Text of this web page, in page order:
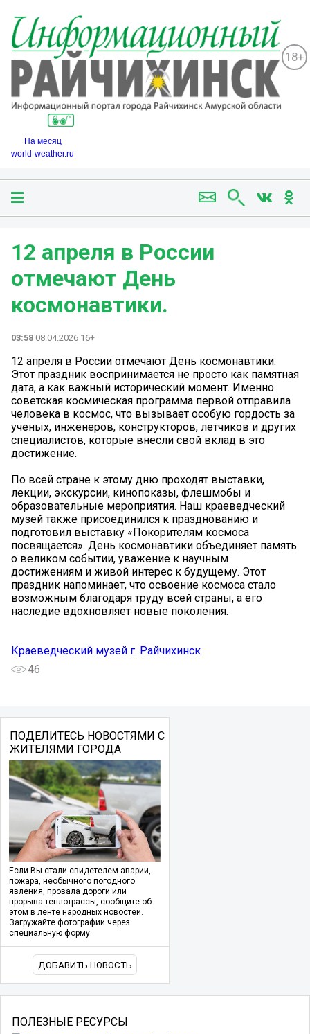
18+
На месяц
world-weather.ru
12 апреля в России
отмечают День
космонавтики.
03:58 08.04.2026 16+
12 апреля в России отмечают День космонавтики.
Этот праздник воспринимается не просто как памятная
дата, а как важный исторический момент. Именно
советская космическая программа первой отправила
человека в космос, что вызывает особую гордость за
ученых, инженеров, конструкторов, летчиков и других
специалистов, которые внесли свой вклад в это
достижение.
По всей стране к этому дню проходят выставки,
лекции, экскурсии, кинопоказы, флешмобы и
образовательные мероприятия. Наш краеведческий
музей также присоединился к празднованию и
подготовил выставку «Покорителям космоса
посвящается». День космонавтики объединяет память
о великом событии, уважение к научным
достижениям и живой интерес к будущему. Этот
праздник напоминает, что освоение космоса стало
возможным благодаря труду всей страны, а его
наследие вдохновляет новые поколения.
Краеведческий музей г. Райчихинск
46
ПОДЕЛИТЕСЬ НОВОСТЯМИ С
ЖИТЕЛЯМИ ГОРОДА
Если Вы стали свидетелем аварии,
пожара, необычного погодного
явления, провала дороги или
прорыва теплотрассы, сообщите об
этом в ленте народных новостей.
Загружайте фотографии через
специальную форму.
ДОБАВИТЬ НОВОСТЬ
ПОЛЕЗНЫЕ РЕСУРСЫ